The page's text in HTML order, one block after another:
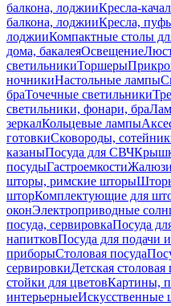
балкона, лоджииКресла-
балкона, лоджииКресла,
лоджииКомпактные столы
дома, бакалеяОсвещение
светильникиТоршеры
ночникиНастольные лампы
браТочечные светильники
светильники, фонари, бра
зеркалКольцевые лампы
готовкиСковороды,
казаныПосуда для СВЧ
посудыГастроемкости
шторы, римские шторы
шторКомплектующие для
оконЭлектроприводные
посуда, сервировкаПосуда
напитковПосуда для подачи
приборыСтоловая посуда
сервировкиДетская столовая
стойки для цветовКартины,
интерьерныеИскусственные